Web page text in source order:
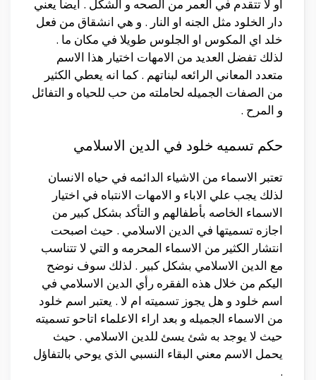
او لا تتقدم في العمر من الصحه و الشكل . ايضا يعني
دار الخلود مثل الجنه او النار . و هي انشقاق من فعل
خلد اي المكوس او الجلوس طويلا في مكان ما .
لذلك تفضل العديد من الامهات اختيار هذا الاسم
متعدد المعاني الرائعه لبناتهم . كما انه يعطي الكثير
من الصفات الجميله لحاملته من حب للحياه و التفائل
و المرح .
حكم تسميه خلود في الدين الاسلامي
تعتبر الاسماء من الاشياء الدائمه في حياه الانسان
لذلك يجب علي الاباء و الامهات الانتباه في اختيار
الاسماء الخاصه بأطفالهم و التأكد بشكل كبير من
اجازه تسميتها في الدين الاسلامي . حيث اصبحت
انتشار الكثير من الاسماء المحرمه و التي لا تتناسب
مع الدين الاسلامي بشكل كبير . لذلك سوف نوضح
اليكم من خلال هذه الفقره رأي الدين الاسلامي في
اسم خلود و هل يجوز تسميته ام لا . يعتبر اسم خلود
من الاسماء الجميله و بعد اراء الاعلماء اتاحو تسميته
حيث لا يوجد به شئ يسئ للدين الاسلامي . حيث
يحمل الاسم معني البقاء النسبي الذي يوحي بالتفاؤل
.